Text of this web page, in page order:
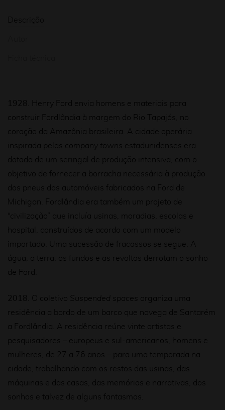
. Henry Ford envia homens e materiais para
construir Fordlândia à margem do Rio Tapajós, no
coração da Amazônia brasileira. A cidade operária
inspirada pelas company towns estadunidenses era
dotada de um seringal de produção intensiva, com o
objetivo de fornecer a borracha necessária à produção
dos pneus dos automóveis fabricados na Ford de
Michigan. Fordlândia era também um projeto de
“civilização” que incluía usinas, moradias, escolas e
hospital, construídos de acordo com um modelo
importado. Uma sucessão de fracassos se segue. A
água, a terra, os fundos e as revoltas derrotam o sonho
de Ford.
. O coletivo Suspended spaces organiza uma
residência a bordo de um barco que navega de Santarém
a Fordlândia. A residência reúne vinte artistas e
pesquisadores – europeus e sul-americanos, homens e
mulheres, de 27 a 76 anos – para uma temporada na
cidade, trabalhando com os restos das usinas, das
máquinas e das casas, das memórias e narrativas, dos
sonhos e talvez de alguns fantasmas.